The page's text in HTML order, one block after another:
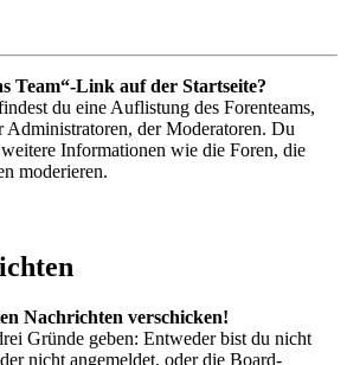
Team“-Link auf der Startseite?
du eine Auflistung des Forenteams,
Administratoren, der Moderatoren. Du
Informationen wie die Foren, die
moderieren.
Nachrichten verschicken!
Gründe geben: Entweder bist du nicht
nicht angemeldet, oder die Board-